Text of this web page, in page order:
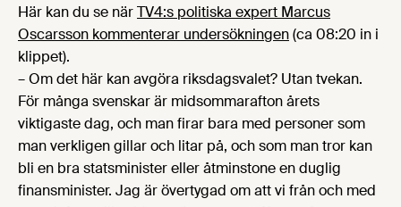
Här kan du se närTV4:s politiska expert Marcus
Oscarsson kommenterar undersökningen(ca 08:20 in i
klippet).
– Om det här kan avgöra riksdagsvalet? Utan tvekan.
För många svenskar är midsommarafton årets
viktigaste dag, och man firar bara med personer som
man verkligen gillar och litar på, och som man tror kan
bli en bra statsminister eller åtminstone en duglig
finansminister. Jag är övertygad om att vi från och med